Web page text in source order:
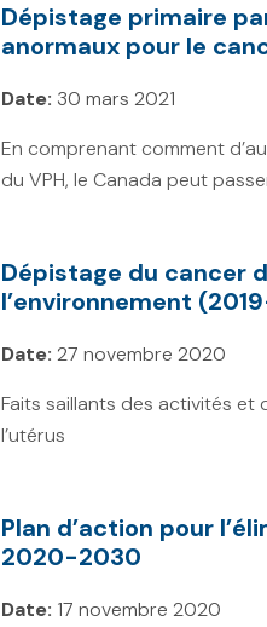
Dépistage primaire
anormaux pour le
Date: 30 mars 2021
En comprenant comment
du VPH, le Canada peut
Dépistage du cancer
l’environnement
Date: 27 novembre 2020
Faits saillants des activités
l’utérus
Plan d’action pour
2020-2030
Date: 17 novembre 2020